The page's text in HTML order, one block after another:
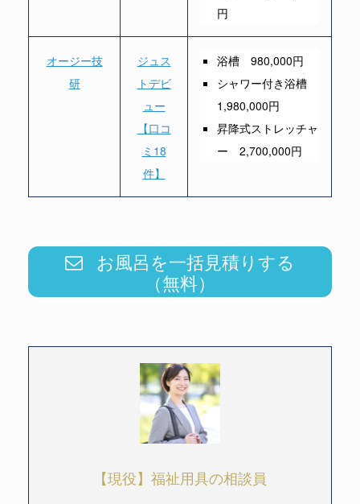
円
オージー技
研
ジュス
トデビ
ュー
【口コ
ミ18
件】
浴槽 980,000円
シャワー付き浴槽
1,980,000円
昇降式ストレッチャ
ー 2,700,000円
お風呂を一括見積りする
（無料）
【現役】福祉用具の相談員